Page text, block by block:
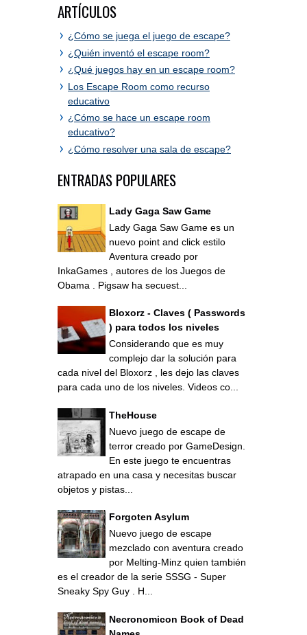
ARTÍCULOS
¿Cómo se juega el juego de escape?
¿Quién inventó el escape room?
¿Qué juegos hay en un escape room?
Los Escape Room como recurso
educativo
¿Cómo se hace un escape room
educativo?
¿Cómo resolver una sala de escape?
ENTRADAS POPULARES
Lady Gaga Saw Game
Lady Gaga Saw Game es un
nuevo point and click estilo
Aventura creado por
InkaGames , autores de los Juegos de
Obama . Pigsaw ha secuest...
Bloxorz - Claves ( Passwords
) para todos los niveles
Considerando que es muy
complejo dar la solución para
cada nivel del Bloxorz , les dejo las claves
para cada uno de los niveles. Videos co...
TheHouse
Nuevo juego de escape de
terror creado por GameDesign.
En este juego te encuentras
atrapado en una casa y necesitas buscar
objetos y pistas...
Forgoten Asylum
Nuevo juego de escape
mezclado con aventura creado
por Melting-Minz quien también
es el creador de la serie SSSG - Super
Sneaky Spy Guy . H...
Necronomicon Book of Dead